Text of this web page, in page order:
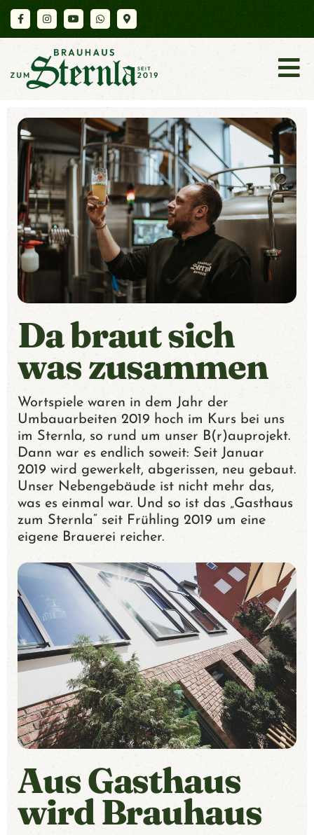
K
A
R
T
E
A
K
T
U
E
L
L
E
S
B
I
E
R
W
E
L
T
Da braut sich
was zusammen
Wortspiele waren in dem Jahr der
Umbauarbeiten 2019 hoch im Kurs bei uns
im Sternla, so rund um unser B(r)auprojekt.
Dann war es endlich soweit: Seit Januar
2019 wird gewerkelt, abgerissen, neu gebaut.
Unser Nebengebäude ist nicht mehr das,
was es einmal war. Und so ist das „Gasthaus
zum Sternla“ seit Frühling 2019 um eine
eigene Brauerei reicher.
Aus Gasthaus
wird Brauhaus